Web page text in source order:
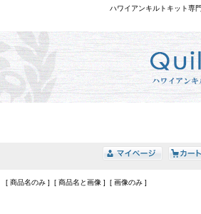
ハワイアンキルトキット専
[ 商品名のみ ] [ 商品名と画像 ] [ 画像のみ ]